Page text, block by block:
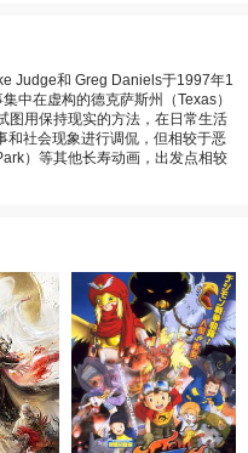
Judge和 Greg Daniels于1997年1
中在虚构的德克萨斯州（Texas）
图用保持现实的方法，在日常生活
和社会现象进行调侃，但相较于恶
）等其他长寿动画，出发点相较